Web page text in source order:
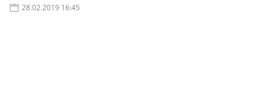
28.02.2019 16:45